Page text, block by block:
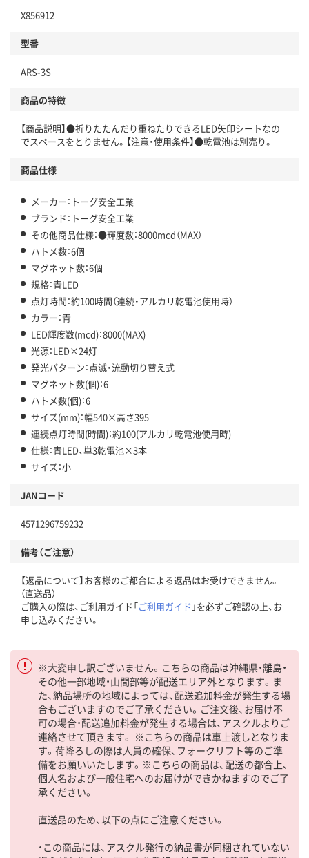
X856912
型番
ARS-3S
商品の特徴
【商品説明】●折りたたんだり重ねたりできるLED矢印シートなの
でスペースをとりません。【注意・使用条件】●乾電池は別売り。
商品仕様
メーカー：トーグ安全工業
ブランド：トーグ安全工業
その他商品仕様：●輝度数：8000mcd（MAX）
ハトメ数：6個
マグネット数：6個
規格：青LED
点灯時間：約100時間（連続・アルカリ乾電池使用時）
カラー：青
LED輝度数(mcd)：8000(MAX)
光源：LED×24灯
発光パターン：点滅・流動切り替え式
マグネット数(個)：6
ハトメ数(個)：6
サイズ(mm)：幅540×高さ395
連続点灯時間(時間)：約100(アルカリ乾電池使用時)
仕様：青LED、単3乾電池×3本
サイズ：小
JANコード
4571296759232
備考（ご注意）
【返品について】お客様のご都合による返品はお受けできません。
（直送品）
ご購入の際は、ご利用ガイド「ご利用ガイド 」を必ずご確認の上、お
申し込みください。
※大変申し訳ございません。こちらの商品は沖縄県・離島・
その他一部地域・山間部等が配送エリア外となります。ま
た、納品場所の地域によっては、配送追加料金が発生する場
合もございますのでご了承ください。ご注文後、お届け不
可の場合・配送追加料金が発生する場合は、アスクルよりご
連絡させて頂きます。 ※こちらの商品は車上渡しとなりま
す。荷降ろしの際は人員の確保、フォークリフト等のご準
備をお願いいたします。※こちらの商品は、配送の都合上、
個人名および一般住宅へのお届けができかねますのでご了
承ください。
直送品のため、以下の点にご注意ください。
・この商品には、アスクル発行の納品書が同梱されていない